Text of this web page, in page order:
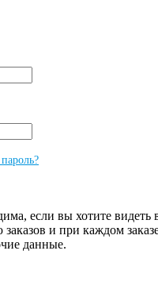
если вы хотите видеть
и при каждом
данные.